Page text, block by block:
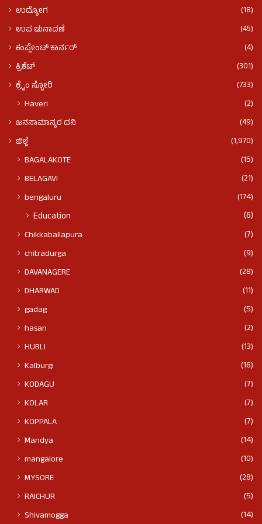
ಉದ್ಯೋಗ
(18)
ಉಪ ಚುನಾವಣೆ
(45)
ಕಂಪ್ಲೇಂಟ್ ಕಾರ್ನರ್
(4)
ಕ್ರಿಕೆಟ್
(301)
ಕ್ರೈಂ ಸ್ಟೋರಿ
(733)
Haveri (2)
ಜನಸಾಮಾನ್ಯರ ದನಿ
(49)
ಜಿಲ್ಲೆ
(1,970)
BAGALAKOTE
(15)
BELAGAVI
(21)
bengaluru
(174)
Education (6)
Chikkaballapura
(7)
chitradurga
(9)
DAVANAGERE
(28)
DHARWAD
(11)
gadag
(5)
hasan
(2)
HUBLI
(13)
Kalburgi
(16)
KODAGU
(7)
KOLAR
(7)
KOPPALA
(7)
Mandya
(14)
mangalore
(10)
MYSORE
(28)
RAICHUR
(5)
Shivamogga
(14)